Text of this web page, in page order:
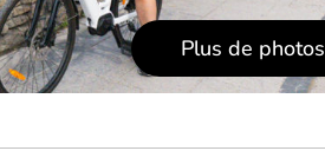
Plus de photos